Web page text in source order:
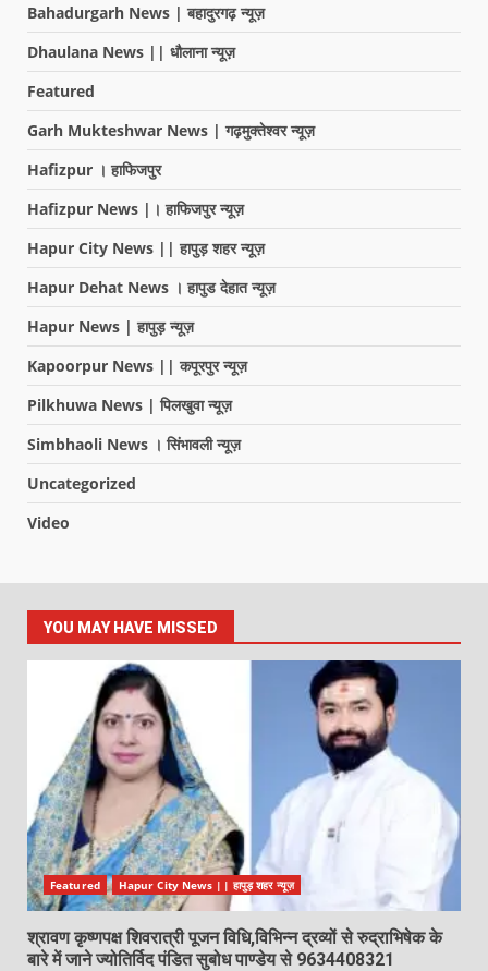
Bahadurgarh News | बहादुरगढ़ न्यूज़
Dhaulana News || धौलाना न्यूज़
Featured
Garh Mukteshwar News | गढ़मुक्तेश्वर न्यूज़
Hafizpur । हाफिजपुर
Hafizpur News |। हाफिजपुर न्यूज़
Hapur City News || हापुड़ शहर न्यूज़
Hapur Dehat News । हापुड देहात न्यूज़
Hapur News | हापुड़ न्यूज़
Kapoorpur News || कपूरपुर न्यूज़
Pilkhuwa News | पिलखुवा न्यूज़
Simbhaoli News । सिंभावली न्यूज़
Uncategorized
Video
YOU MAY HAVE MISSED
Featured Hapur City News || हापुड़ शहर न्यूज़
श्रावण कृष्णपक्ष शिवरात्री पूजन विधि,विभिन्न द्रव्यों से रुद्राभिषेक के
बारे में जाने ज्योतिर्विद पंडित सुबोध पाण्डेय से 9634408321